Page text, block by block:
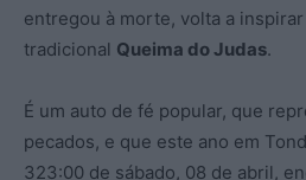
entregou à morte, volta a inspirar
tradicional Queima do Judas.
É um auto de fé popular, que
pecados, e que este ano em
323:00 de sábado, 08 de abril,